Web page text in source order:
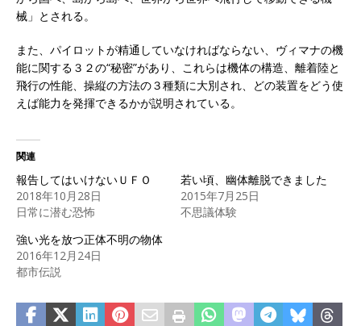
械」とされる。
また、パイロットが精通していなければならない、ヴィマナの機
能に関する３２の“秘密”があり、これらは機体の構造、離着陸と
飛行の性能、操縦の方法の３種類に大別され、どの装置をどう使
えば能力を発揮できるかが説明されている。
関連
報告してはいけないＵＦＯ
2018年10月28日
日常に潜む恐怖
若い頃、幽体離脱できました
2015年7月25日
不思議体験
強い光を放つ正体不明の物体
2016年12月24日
都市伝説